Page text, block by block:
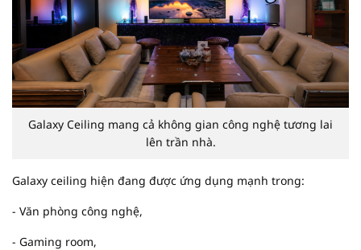
Galaxy Ceiling mang cả không gian công nghệ tương lai
lên trần nhà.
Galaxy ceiling hiện đang được ứng dụng mạnh trong:
- Văn phòng công nghệ,
- Gaming room,